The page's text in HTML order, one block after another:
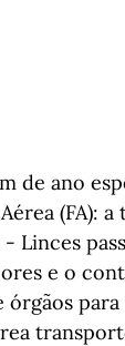
de ano
(FA):
- Linces
e o